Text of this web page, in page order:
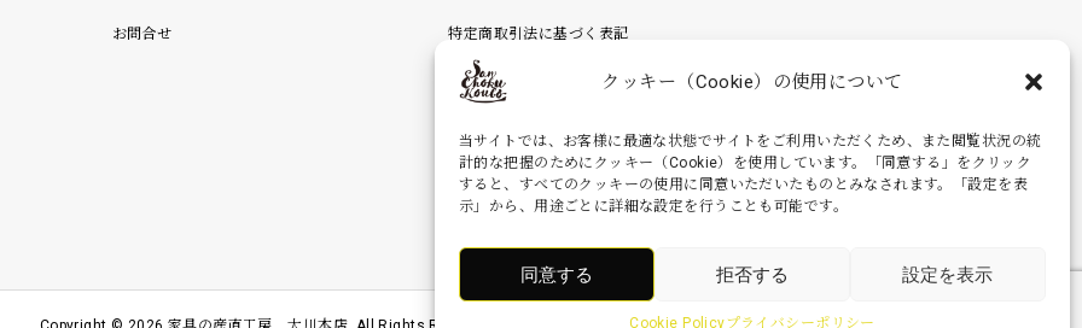
クッキー（Cookie）の使用について
当サイトでは、お客様に最適な状態でサイトをご利用いただくため、また閲覧状況の統
計的な把握のためにクッキー（Cookie）を使用しています。「同意する」をクリック
すると、すべてのクッキーの使用に同意いただいたものとみなされます。「設定を表
示」から、用途ごとに詳細な設定を行うことも可能です。
同意する 拒否する 設定を表示
Cookie Policyプライバシーポリシー
お問合せ 特定商取引法に基づく表記
プライバシーポリシー
検品、補強、梱包工程